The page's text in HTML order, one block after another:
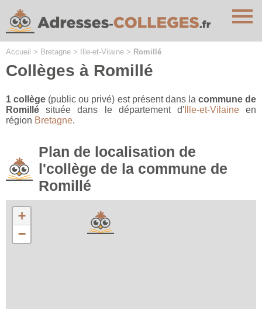
Accueil > Bretagne > Ille-et-Vilaine > Romillé
Collèges à Romillé
1 collège (public ou privé) est présent dans la commune de
Romillé située dans le département d'Ille-et-Vilaineen
région Bretagne.
Plan de localisation de
l'collège de la commune de
Romillé
+
−